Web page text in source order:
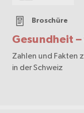
Gesundheit –
Broschüre
Zahlen und Fakten
in der Schweiz